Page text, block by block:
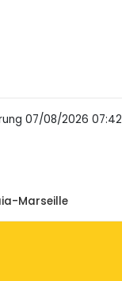
07/08/2026 07:42
Marseille